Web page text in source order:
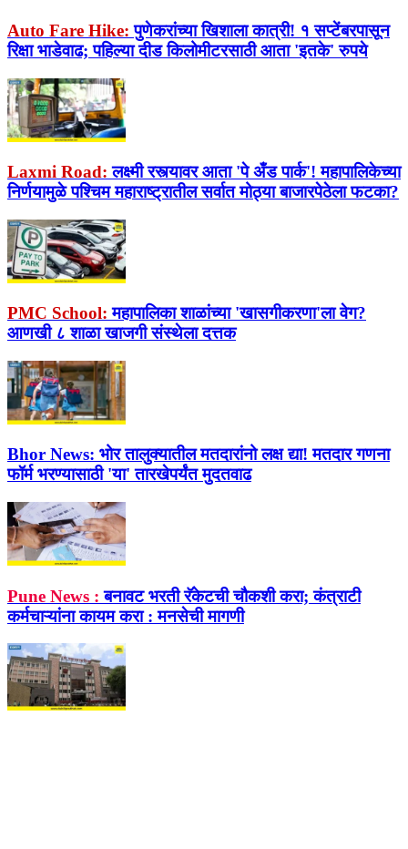
Auto Fare Hike: पुणेकरांच्या खिशाला कात्री! १ सप्टेंबरपासून
रिक्षा भाडेवाढ; पहिल्या दीड किलोमीटरसाठी आता 'इतके' रुपये
Laxmi Road: लक्ष्मी रस्त्यावर आता 'पे अँड पार्क'! महापालिकेच्या
निर्णयामुळे पश्चिम महाराष्ट्रातील सर्वात मोठ्या बाजारपेठेला फटका?
PMC School: महापालिका शाळांच्या 'खासगीकरणा'ला वेग?
आणखी ८ शाळा खाजगी संस्थेला दत्तक
Bhor News: भोर तालुक्यातील मतदारांनो लक्ष द्या! मतदार गणना
फॉर्म भरण्यासाठी 'या' तारखेपर्यंत मुदतवाढ
Pune News : बनावट भरती रॅकेटची चौकशी करा; कंत्राटी
कर्मचाऱ्यांना कायम करा : मनसेची मागणी